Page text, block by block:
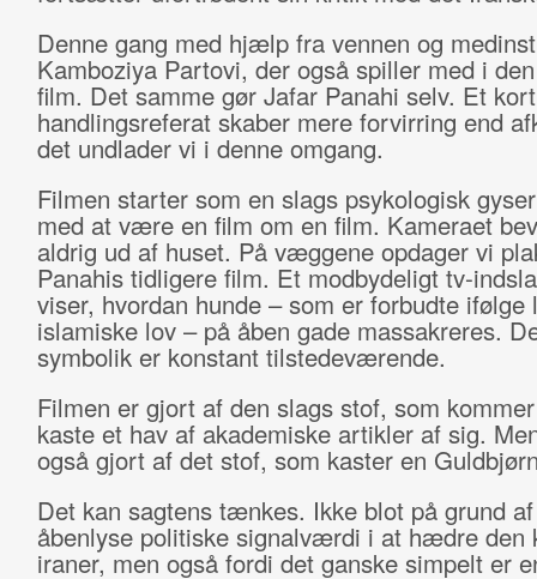
Denne gang med hjælp fra vennen og
Kamboziya Partovi, der også spiller med i
film. Det samme gør Jafar Panahi selv. Et kort
handlingsreferat skaber mere forvirring end
det undlader vi i denne omgang.
Filmen starter som en slags psykologisk
med at være en film om en film. Kameraet
aldrig ud af huset. På væggene opdager vi
Panahis tidligere film. Et modbydeligt tv-
viser, hvordan hunde – som er forbudte ifølge
islamiske lov – på åben gade massakreres.
symbolik er konstant tilstedeværende.
Filmen er gjort af den slags stof, som
kaste et hav af akademiske artikler af sig.
også gjort af det stof, som kaster en
Det kan sagtens tænkes. Ikke blot på grund
åbenlyse politiske signalværdi i at hædre den
iraner, men også fordi det ganske simpelt er